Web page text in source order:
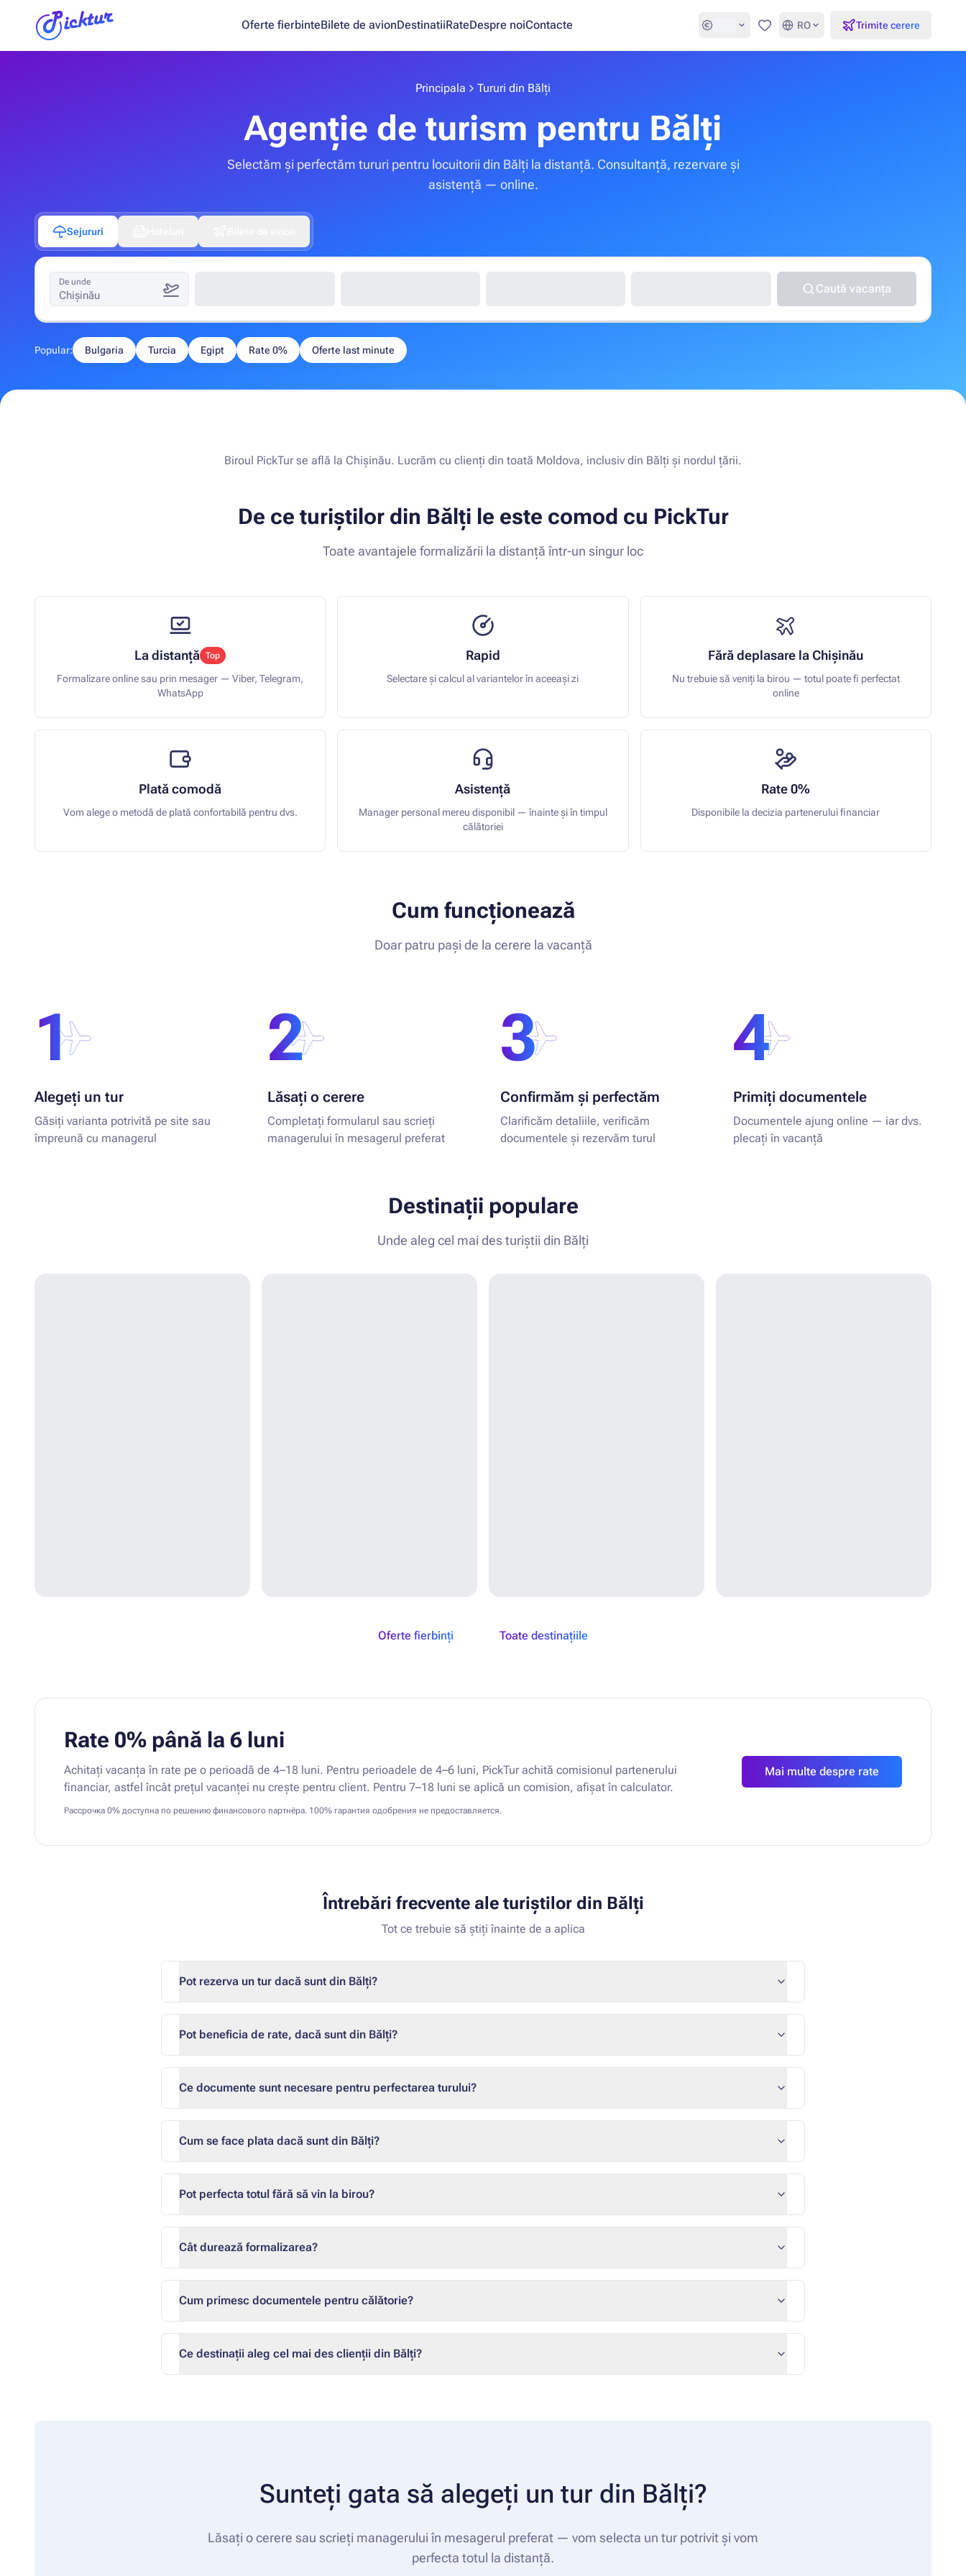
Oferte fierbinteBilete de avionDestinatiiRateDespre noiContacte Favorite
RO Trimite cerere
Principala Tururi din Bălți
Agenție de turism pentru Bălți
Selectăm și perfectăm tururi pentru locuitorii din Bălți la distanță. Consultanță, rezervare și
asistență — online.
Sejururi
De unde
Chișinău Caută vacanța
Popular: Bulgaria Turcia Egipt Rate 0% Oferte last minute
Biroul PickTur se află la Chișinău. Lucrăm cu clienți din toată Moldova, inclusiv din Bălți și nordul țării.
De ce turiștilor din Bălți le este comod cu PickTur
Toate avantajele formalizării la distanță într-un singur loc
La distanță Top
Formalizare online sau prin mesager — Viber, Telegram,
WhatsApp
Rapid
Selectare și calcul al variantelor în aceeași zi
Fără deplasare la Chișinău
Nu trebuie să veniți la birou — totul poate fi perfectat
online
Plată comodă
Vom alege o metodă de plată confortabilă pentru dvs.
Asistență
Manager personal mereu disponibil — înainte și în timpul
călătoriei
Rate 0%
Disponibile la decizia partenerului financiar
Cum funcționează
Doar patru pași de la cerere la vacanță
1
Alegeți un tur
Găsiți varianta potrivită pe site sau
împreună cu managerul
2
Lăsați o cerere
Completați formularul sau scrieți
managerului în mesagerul preferat
3
Confirmăm și perfectăm
Clarificăm detaliile, verificăm
documentele și rezervăm turul
4
Primiți documentele
Documentele ajung online — iar dvs.
plecați în vacanță
Destinații populare
Unde aleg cel mai des turiștii din Bălți
Oferte fierbinți Toate destinațiile
Rate 0% până la 6 luni
Achitați vacanța în rate pe o perioadă de 4–18 luni. Pentru perioadele de 4–6 luni, PickTur achită comisionul partenerului
financiar, astfel încât prețul vacanței nu crește pentru client. Pentru 7–18 luni se aplică un comision, afișat în calculator.
Рассрочка 0% доступна по решению финансового партнёра. 100% гарантия одобрения не предоставляется.
Mai multe despre rate
Întrebări frecvente ale turiștilor din Bălți
Tot ce trebuie să știți înainte de a aplica
Pot rezerva un tur dacă sunt din Bălți?
Pot beneficia de rate, dacă sunt din Bălți?
Ce documente sunt necesare pentru perfectarea turului?
Cum se face plata dacă sunt din Bălți?
Pot perfecta totul fără să vin la birou?
Cât durează formalizarea?
Cum primesc documentele pentru călătorie?
Ce destinații aleg cel mai des clienții din Bălți?
Sunteți gata să alegeți un tur din Bălți?
Lăsați o cerere sau scrieți managerului în mesagerul preferat — vom selecta un tur potrivit și vom
perfecta totul la distanță.